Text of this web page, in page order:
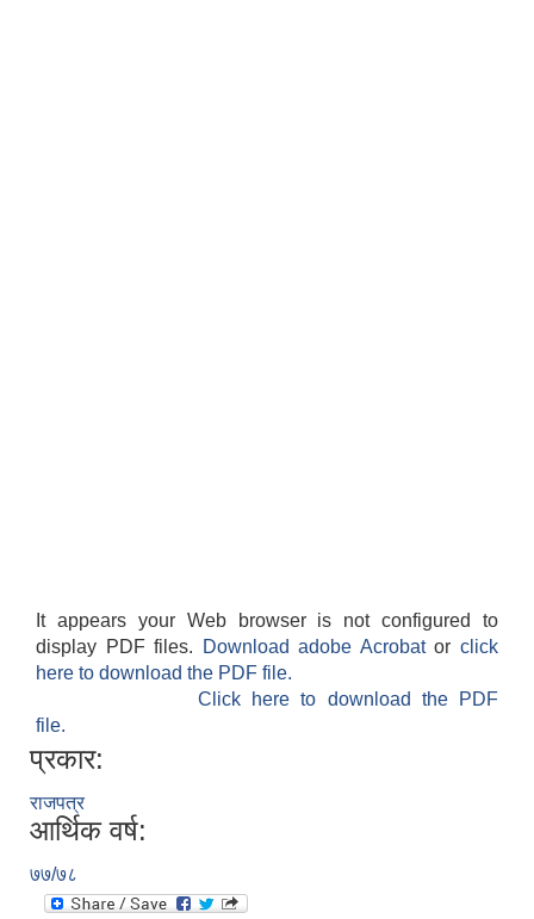
It appears your Web browser is not configured to
display PDF files.
Download adobe Acrobatorclick
here to download the PDF file.
Click here to download the PDF
file.
प्रकार:
राजपत्र
आर्थिक वर्ष:
७७/७८